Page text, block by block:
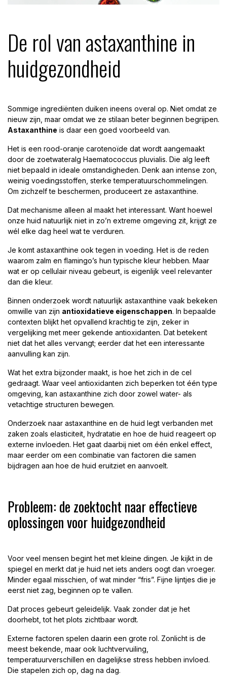
De rol van astaxanthine in
huidgezondheid
Sommige ingrediënten duiken ineens overal op. Niet omdat ze
nieuw zijn, maar omdat we ze stilaan beter beginnen begrijpen.
Astaxanthine is daar een goed voorbeeld van.
Het is een rood-oranje carotenoïde dat wordt aangemaakt
door de zoetwateralg Haematococcus pluvialis. Die alg leeft
niet bepaald in ideale omstandigheden. Denk aan intense zon,
weinig voedingsstoffen, sterke temperatuurschommelingen.
Om zichzelf te beschermen, produceert ze astaxanthine.
Dat mechanisme alleen al maakt het interessant. Want hoewel
onze huid natuurlijk niet in zo’n extreme omgeving zit, krijgt ze
wél elke dag heel wat te verduren.
Je komt astaxanthine ook tegen in voeding. Het is de reden
waarom zalm en flamingo’s hun typische kleur hebben. Maar
wat er op cellulair niveau gebeurt, is eigenlijk veel relevanter
dan die kleur.
Binnen onderzoek wordt natuurlijk astaxanthine vaak bekeken
omwille van zijn antioxidatieve eigenschappen. In bepaalde
contexten blijkt het opvallend krachtig te zijn, zeker in
vergelijking met meer gekende antioxidanten. Dat betekent
niet dat het alles vervangt; eerder dat het een interessante
aanvulling kan zijn.
Wat het extra bijzonder maakt, is hoe het zich in de cel
gedraagt. Waar veel antioxidanten zich beperken tot één type
omgeving, kan astaxanthine zich door zowel water- als
vetachtige structuren bewegen.
Onderzoek naar astaxanthine en de huid legt verbanden met
zaken zoals elasticiteit, hydratatie en hoe de huid reageert op
externe invloeden. Het gaat daarbij niet om één enkel effect,
maar eerder om een combinatie van factoren die samen
bijdragen aan hoe de huid eruitziet en aanvoelt.
Probleem: de zoektocht naar effectieve
oplossingen voor huidgezondheid
Voor veel mensen begint het met kleine dingen. Je kijkt in de
spiegel en merkt dat je huid net iets anders oogt dan vroeger.
Minder egaal misschien, of wat minder “fris”. Fijne lijntjes die je
eerst niet zag, beginnen op te vallen.
Dat proces gebeurt geleidelijk. Vaak zonder dat je het
doorhebt, tot het plots zichtbaar wordt.
Externe factoren spelen daarin een grote rol. Zonlicht is de
meest bekende, maar ook luchtvervuiling,
temperatuurverschillen en dagelijkse stress hebben invloed.
Die stapelen zich op, dag na dag.